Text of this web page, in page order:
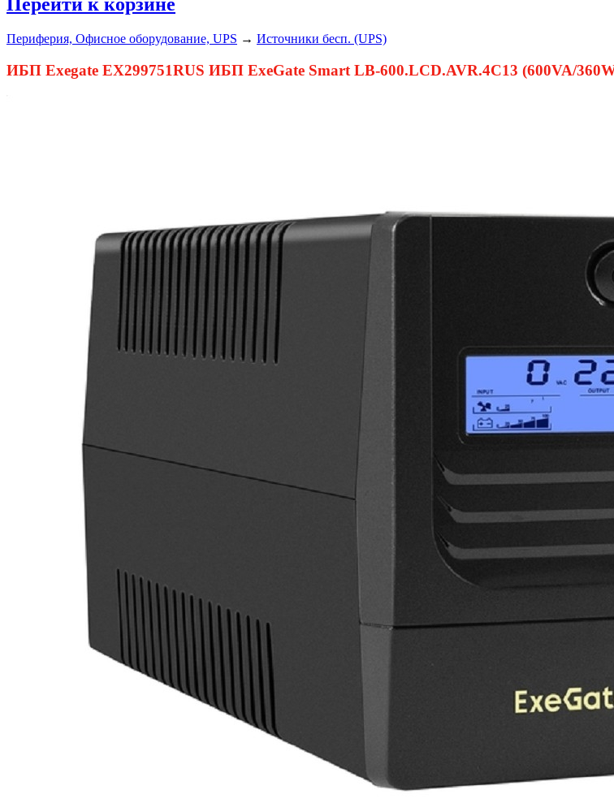
Периферия, Офисное оборудование, UPS → Источники бесп. (UPS)
ИБП Exegate EX299751RUS ИБП ExeGate Smart LB-600.LCD.AVR.4C13 (600VA/